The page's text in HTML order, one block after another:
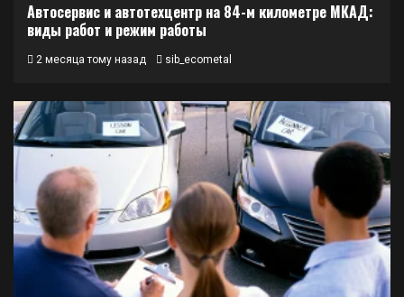
Автосервис и автотехцентр на 84-м километре МКАД:
виды работ и режим работы
2 месяца тому назад sib_ecometal